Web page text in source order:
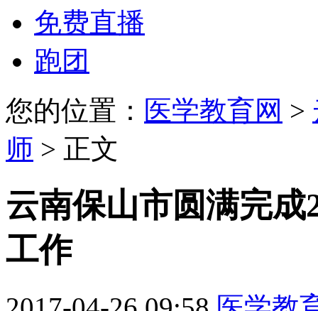
免费直播
跑团
您的位置： 医学教育网 >
师 > 正文
云南保山市圆满完
工作